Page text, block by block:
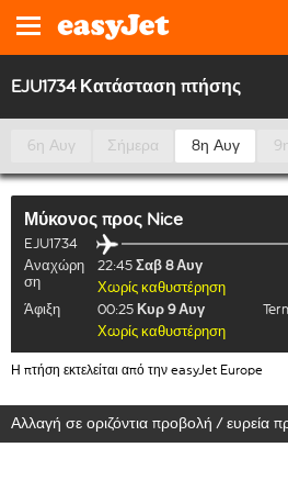
EJU1734 Κατάσταση πτήσης
6η Αυγ Σήμερα 8η Αυγ
Μύκονος προς Nice
EJU1734
Αναχώρη
ση
22:45 Σαβ 8 Αυγ
Χωρίς καθυστέρηση
Άφιξη
00:25 Κυρ 9 Αυγ
Χωρίς καθυστέρηση
Η πτήση εκτελείται από την easyJet Europe
Αλλαγή σε οριζόντια προβολή / ευρεία